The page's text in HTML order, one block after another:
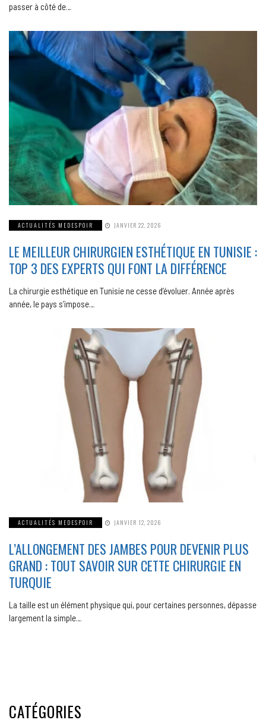
passer à côté de…
ACTUALITÉS MEDESPOIR JANVIER 22, 2026
LE MEILLEUR CHIRURGIEN ESTHÉTIQUE EN TUNISIE :
TOP 3 DES EXPERTS QUI FONT LA DIFFÉRENCE
La chirurgie esthétique en Tunisie ne cesse d’évoluer. Année après
année, le pays s’impose…
ACTUALITÉS MEDESPOIR JANVIER 12, 2026
L’ALLONGEMENT DES JAMBES POUR DEVENIR PLUS
GRAND : TOUT SAVOIR SUR CETTE CHIRURGIE EN
TURQUIE
La taille est un élément physique qui, pour certaines personnes, dépasse
largement la simple…
CATÉGORIES